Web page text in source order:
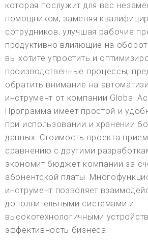
которая послужит для вас
помощником, заменяя
сотрудников, улучшая рабочие
продуктивно влияющие на
вы хотите упростить и
производственные процессы,
обратить внимание на
инструмент от компании Global
Программа имеет простой и
при использовании и хранении
данных. Стоимость проекта
сравнению с другими
экономит бюджет компании за
абонентской платы.
инструмент позволяет
дополнительными системами и
высокотехнологичными
эффективность бизнеса.